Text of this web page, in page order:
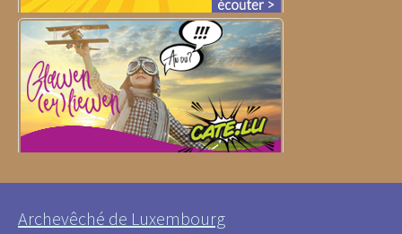
Archevêché de Luxembourg